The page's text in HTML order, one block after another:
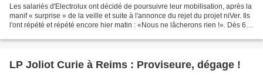
Les salariés d'Electrolux ont décidé de poursuivre leur mobilisation, après la
manif « surprise » de la veille et suite à l'annonce du rejet du projet niVer. Ils
l'ont répété et répété encore hier matin : «Nous ne lâcherons rien !». Dès 6
LP Joliot Curie à Reims : Proviseure, dégage !